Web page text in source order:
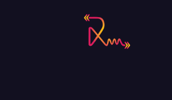
Remusica